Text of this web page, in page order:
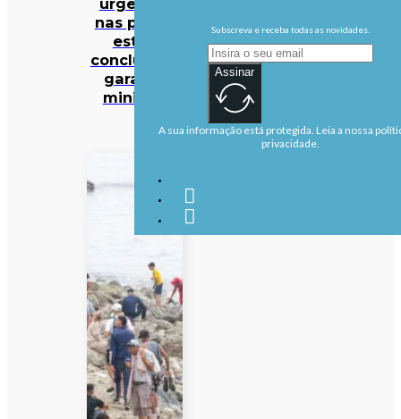
nas praias
estão
concluídas,
garante
ministra
Subscreva e receba todas as novidades.
Assinar
A sua informação está protegida. Leia a nossa
privacidade.